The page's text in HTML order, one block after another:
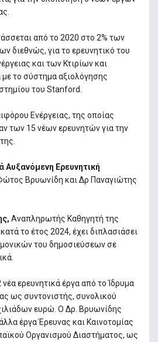
από το 2020 στο 2% των
διεθνώς, για το ερευνητικό του
και των Κτιρίων και
το σύστημα αξιολόγησης
του Stanford.
Ενέργειας, της οποίας
των 15 νέων ερευνητών για την
Αυξανόμενη Ερευνητική
Βρυωνίδη και Δρ Παναγιώτης
Αναπληρωτής Καθηγητή της
το έτος 2024, έχει διπλασιάσει
του δημοσιεύσεων σε
νέα ερευνητικά έργα από το Ίδρυμα
ως συντονιστής, συνολικού
ευρώ. Ο Δρ. Βρυωνίδης
έργα Έρευνας και Καινοτομίας
Οργανισμού Διαστήματος, ως